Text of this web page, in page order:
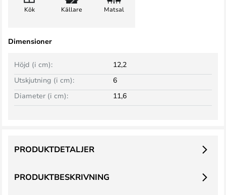
Kök Källare Matsal
Dimensioner
Höjd (i cm):
12,2
Utskjutning (i cm):
6
Diameter (i cm):
11,6
PRODUKTBESKRIVNING
PRODUKTDETALJER